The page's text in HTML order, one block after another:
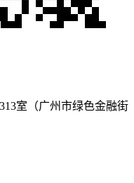
室（广州市绿色金融街